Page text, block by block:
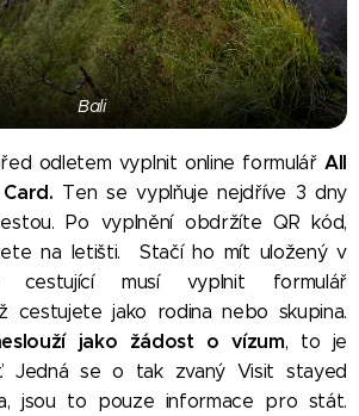
Bali
odletem vyplnit online formulář All
Ten se vyplňuje nejdříve 3 dny
Po vyplnění obdržíte QR kód,
na letišti. Stačí ho mít uložený v
cestující musí vyplnit formulář
cestujete jako rodina nebo skupina.
jako žádost o vízum, to je
Jedná se o tak zvaný Visit stayed
jsou to pouze informace pro stát.